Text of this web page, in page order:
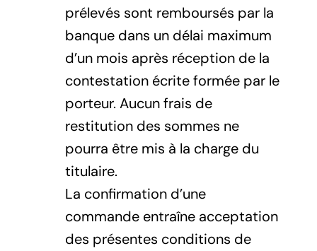
prélevés sont remboursés par la
banque dans un délai maximum
d’un mois après réception de la
contestation écrite formée par le
porteur. Aucun frais de
restitution des sommes ne
pourra être mis à la charge du
titulaire.
La confirmation d’une
commande entraîne acceptation
des présentes conditions de